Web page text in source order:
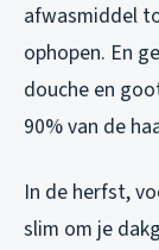
afwasmiddel
ophopen. En
douche en
90% van de
In de herfst,
slim om je